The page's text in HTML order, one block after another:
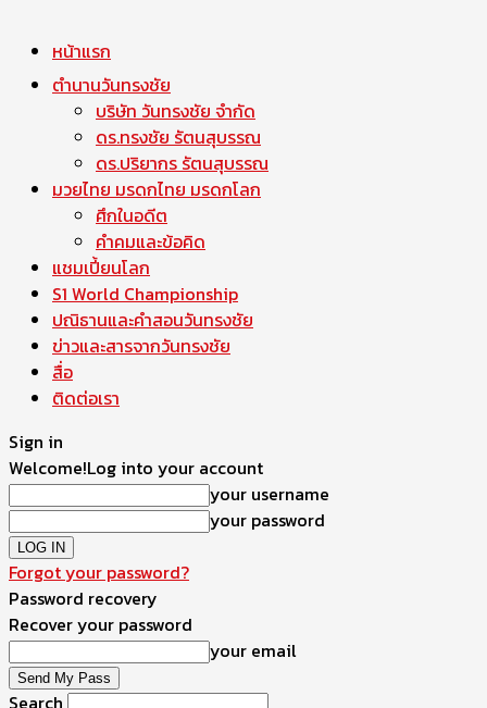
หน้าแรก
ตำนานวันทรงชัย
บริษัท วันทรงชัย จำกัด
ดร.ทรงชัย รัตนสุบรรณ
ดร.ปริยากร รัตนสุบรรณ
มวยไทย มรดกไทย มรดกโลก
ศึกในอดีต
คำคมและข้อคิด
แชมเปี้ยนโลก
S1 World Championship
ปณิธานและคำสอนวันทรงชัย
ข่าวและสารจากวันทรงชัย
สื่อ
ติดต่อเรา
Sign in
Welcome!Log into your account
your username
your password
Forgot your password?
Password recovery
Recover your password
your email
Search